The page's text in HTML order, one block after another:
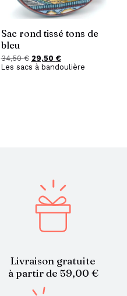
Sac rond tissé tons de
bleu
34,50€ Le
prix
29,50 €Le
prix
Les sacs à bandoulière
Livraison gratuite
à partir de 59,00 €